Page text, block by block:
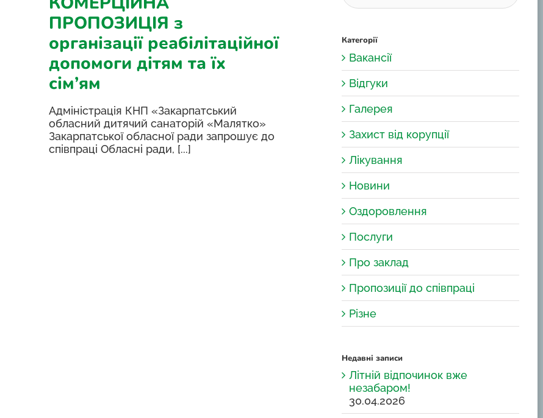
ПРОПОЗИЦІЯ з
організації реабілітаційної
допомоги дітям та їх
сім’ям
Адміністрація КНП «Закарпатський
обласний дитячий санаторій «Малятко»
Закарпатської обласної ради запрошує до
співпраці Обласні ради, [...]
Категорії
Вакансії
Відгуки
Галерея
Захист від корупції
Лікування
Новини
Оздоровлення
Послуги
Про заклад
Пропозиції до співпраці
Різне
Недавні записи
Літній відпочинок вже
незабаром!
30.04.2026